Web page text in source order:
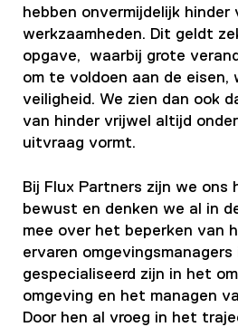
hebben onvermijdelijk hinder
werkzaamheden. Dit geldt
opgave, waarbij grote
om te voldoen aan de eisen,
veiligheid. We zien dan ook
van hinder vrijwel altijd
uitvraag vormt.
Bij Flux Partners zijn we ons
bewust en denken we al in
mee over het beperken van
ervaren
gespecialiseerd zijn in het
omgeving en het managen
Door hen al vroeg in het